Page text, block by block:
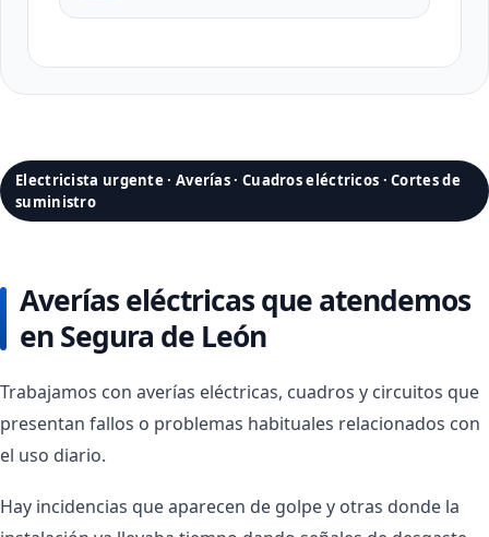
Electricista urgente · Averías · Cuadros eléctricos · Cortes de
suministro
Averías eléctricas que atendemos
en Segura de León
Trabajamos con averías eléctricas, cuadros y circuitos que
presentan fallos o problemas habituales relacionados con
el uso diario.
Hay incidencias que aparecen de golpe y otras donde la